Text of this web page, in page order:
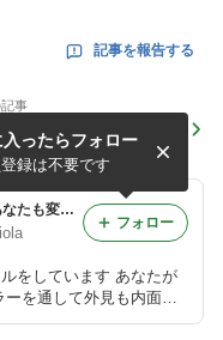
記事を報告する
事
学びで食を学ぶというこ
Viola Color School 自由が丘～あなたも変われる！美しくポジティブな未来の自分に出会えるメソッド～それが「美人色」
をしています あなたが
を通して外見も内面も
入ったらフォロー
録は不要です
フォロー